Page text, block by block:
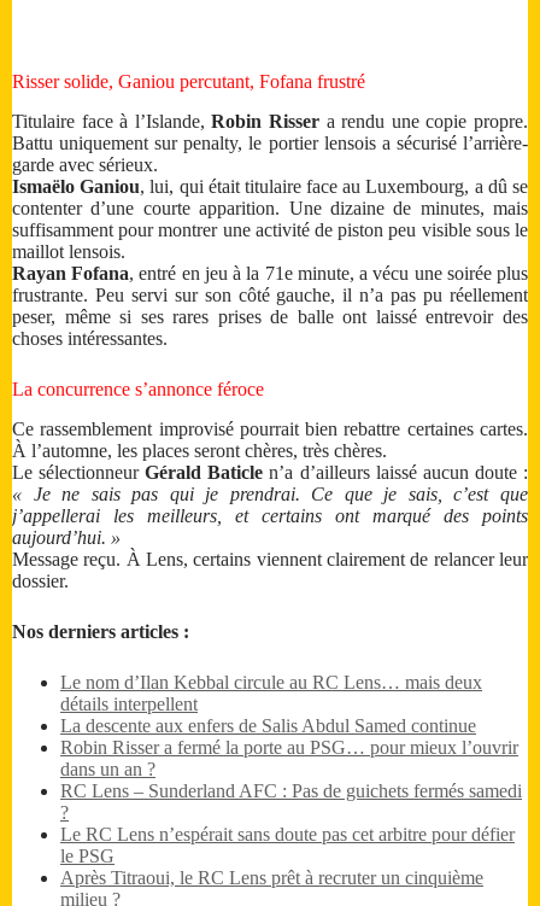
Risser solide, Ganiou percutant, Fofana frustré
Titulaire face à l’Islande,Robin Risser a rendu une copie propre.
Battu uniquement sur penalty, le portier lensois a sécurisé l’arrière-
garde avec sérieux.
Ismaëlo Ganiou, lui, qui était titulaire face au Luxembourg, a dû se
contenter d’une courte apparition. Une dizaine de minutes, mais
suffisamment pour montrer une activité de piston peu visible sous le
maillot lensois.
Rayan Fofana, entré en jeu à la 71e minute, a vécu une soirée plus
frustrante. Peu servi sur son côté gauche, il n’a pas pu réellement
peser, même si ses rares prises de balle ont laissé entrevoir des
choses intéressantes.
La concurrence s’annonce féroce
Ce rassemblement improvisé pourrait bien rebattre certaines cartes.
À l’automne, les places seront chères, très chères.
Le sélectionneurGérald Baticle n’a d’ailleurs laissé aucun doute :
« Je ne sais pas qui je prendrai. Ce que je sais, c’est que
j’appellerai les meilleurs, et certains ont marqué des points
aujourd’hui. »
Message reçu. À Lens, certains viennent clairement de relancer leur
dossier.
Nos derniers articles :
Le nom d’Ilan Kebbal circule au RC Lens… mais deux
détails interpellent
La descente aux enfers de Salis Abdul Samed continue
Robin Risser a fermé la porte au PSG… pour mieux l’ouvrir
dans un an ?
RC Lens – Sunderland AFC : Pas de guichets fermés samedi
?
Le RC Lens n’espérait sans doute pas cet arbitre pour défier
le PSG
Après Titraoui, le RC Lens prêt à recruter un cinquième
milieu ?